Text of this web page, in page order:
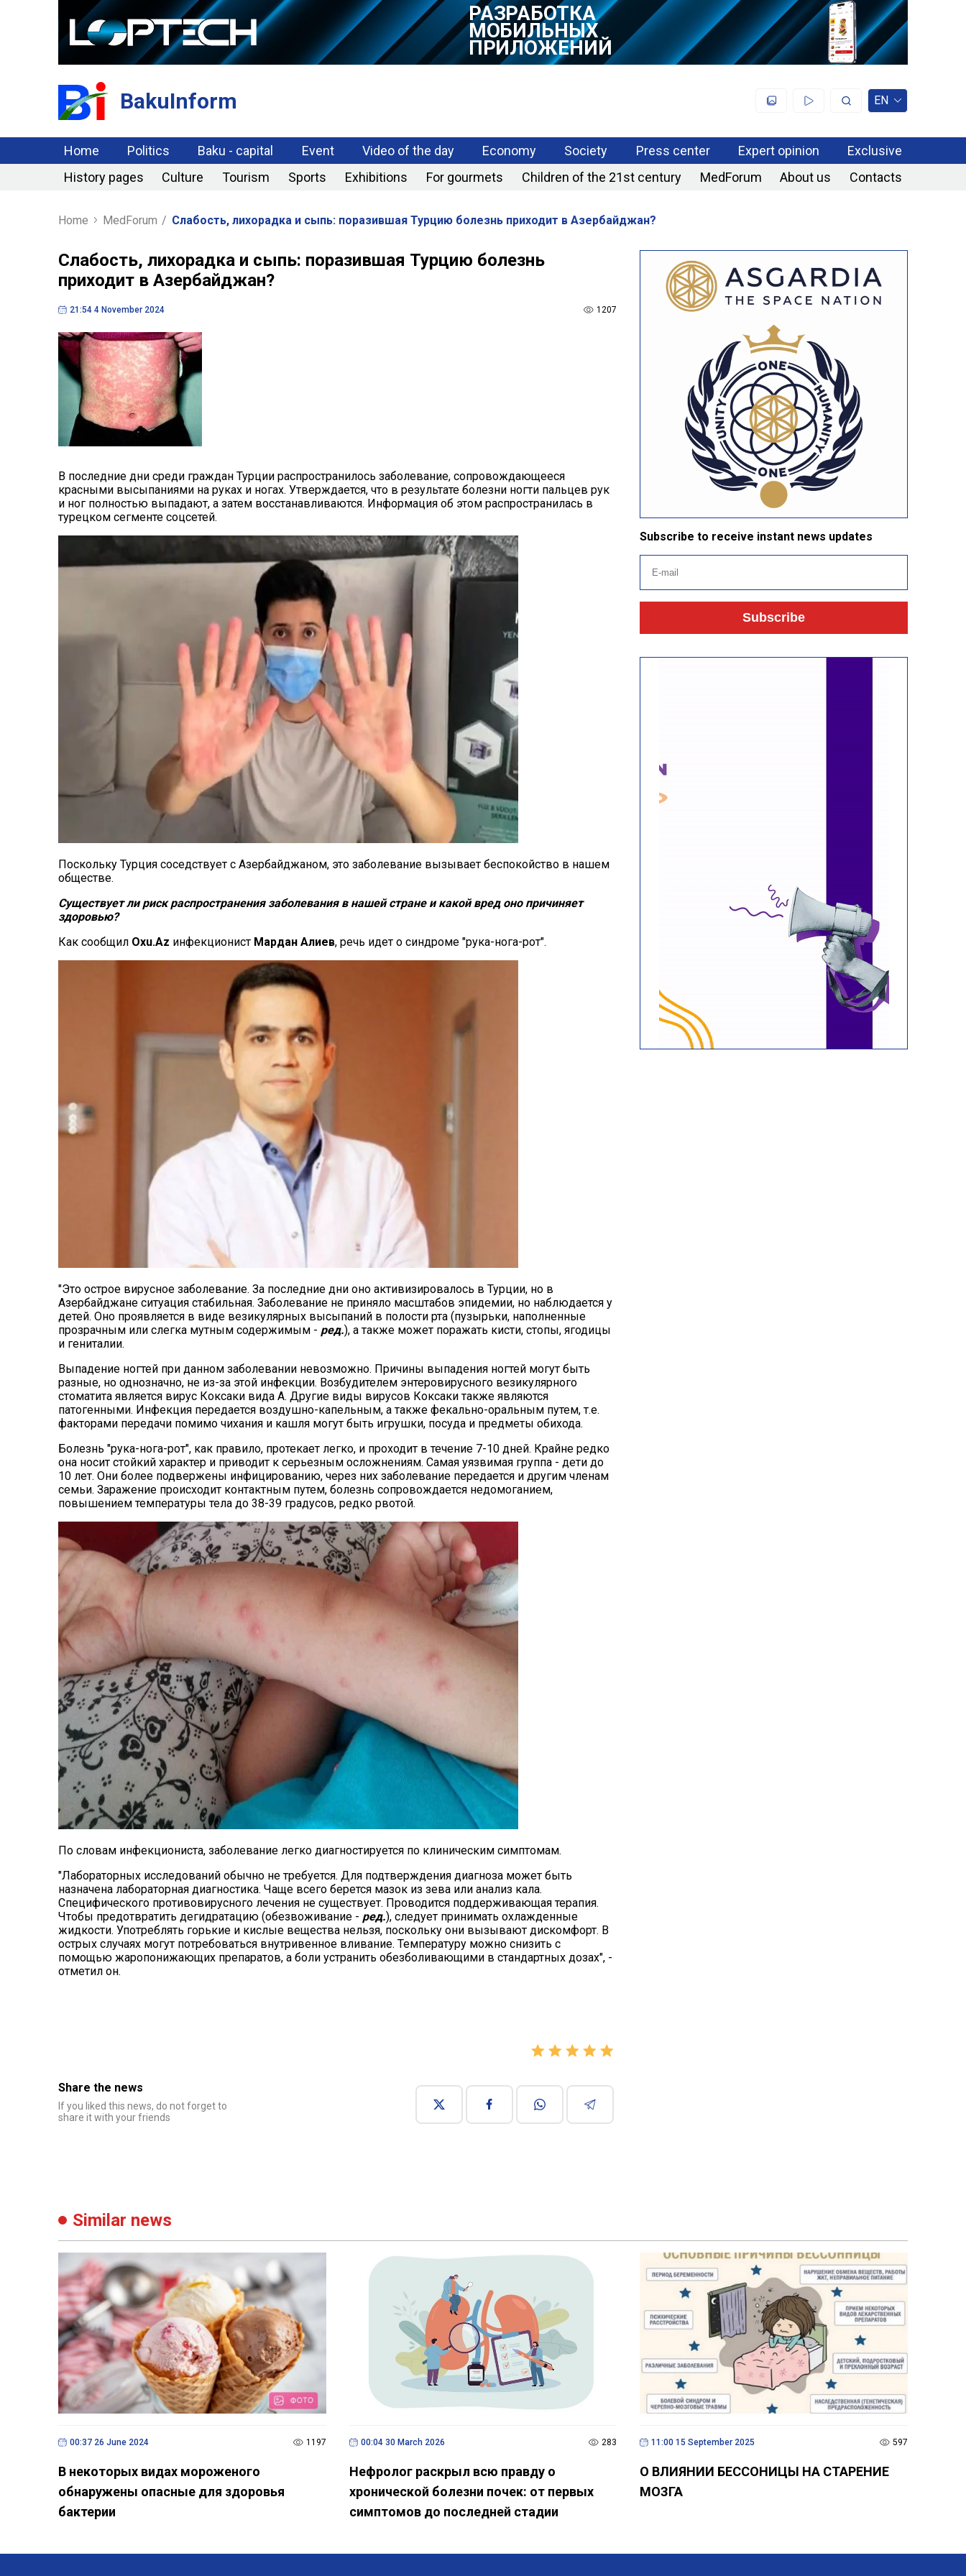
РАЗРАБОТКА
МОБИЛЬНЫХ
ПРИЛОЖЕНИЙ
BakuInform EN
Home Politics Baku - capital Event Video of the day Economy Society Press center Expert opinion
Exclusive
History pages
Culture Tourism Sports Exhibitions For gourmets Children of the 21st century MedForum About us Contacts
Home MedForum / Слабость, лихорадка и сыпь: поразившая Турцию болезнь приходит в Азербайджан?
Слабость, лихорадка и сыпь: поразившая Турцию болезнь
приходит в Азербайджан?
21:54 4 November 2024 1207
В последние дни среди граждан Турции распространилось заболевание, сопровождающееся
красными высыпаниями на руках и ногах. Утверждается, что в результате болезни ногти пальцев рук
и ног полностью выпадают, а затем восстанавливаются. Информация об этом распространилась в
турецком сегменте соцсетей.
Поскольку Турция соседствует с Азербайджаном, это заболевание вызывает беспокойство в нашем
обществе.
Существует ли риск распространения заболевания в нашей стране и какой вред оно причиняет
здоровью?
Как сообщил Oxu.Az инфекционист Мардан Алиев, речь идет о синдроме "рука-нога-рот".
"Это острое вирусное заболевание. За последние дни оно активизировалось в Турции, но в
Азербайджане ситуация стабильная. Заболевание не приняло масштабов эпидемии, но наблюдается у
детей. Оно проявляется в виде везикулярных высыпаний в полости рта (пузырьки, наполненные
прозрачным или слегка мутным содержимым - ред.), а также может поражать кисти, стопы, ягодицы
и гениталии.
Выпадение ногтей при данном заболевании невозможно. Причины выпадения ногтей могут быть
разные, но однозначно, не из-за этой инфекции. Возбудителем энтеровирусного везикулярного
стоматита является вирус Коксаки вида А. Другие виды вирусов Коксаки также являются
патогенными. Инфекция передается воздушно-капельным, а также фекально-оральным путем, т.е.
факторами передачи помимо чихания и кашля могут быть игрушки, посуда и предметы обихода.
Болезнь "рука-нога-рот", как правило, протекает легко, и проходит в течение 7-10 дней. Крайне редко
она носит стойкий характер и приводит к серьезным осложнениям. Самая уязвимая группа - дети до
10 лет. Они более подвержены инфицированию, через них заболевание передается и другим членам
семьи. Заражение происходит контактным путем, болезнь сопровождается недомоганием,
повышением температуры тела до 38-39 градусов, редко рвотой.
По словам инфекциониста, заболевание легко диагностируется по клиническим симптомам.
"Лабораторных исследований обычно не требуется. Для подтверждения диагноза может быть
назначена лабораторная диагностика. Чаще всего берется мазок из зева или анализ кала.
Специфического противовирусного лечения не существует. Проводится поддерживающая терапия.
Чтобы предотвратить дегидратацию (обезвоживание - ред.), следует принимать охлажденные
жидкости. Употреблять горькие и кислые вещества нельзя, поскольку они вызывают дискомфорт. В
острых случаях могут потребоваться внутривенное вливание. Температуру можно снизить с
помощью жаропонижающих препаратов, а боли устранить обезболивающими в стандартных дозах", -
отметил он.
Share the news
If you liked this news, do not forget to
share it with your friends
Subscribe to receive instant news updates
Subscribe
Similar news
00:37 26 June 2024 1197
В некоторых видах мороженого
обнаружены опасные для здоровья
бактерии
00:04 30 March 2026 283
Нефролог раскрыл всю правду о
хронической болезни почек: от первых
симптомов до последней стадии
11:00 15 September 2025 597
О ВЛИЯНИИ БЕССОНИЦЫ НА СТАРЕНИЕ
МОЗГА